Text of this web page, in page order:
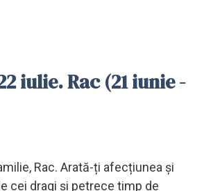
iulie. Rac (21 iunie -
Rac. Arată-ți afecțiunea și
cei dragi și petrece timp de